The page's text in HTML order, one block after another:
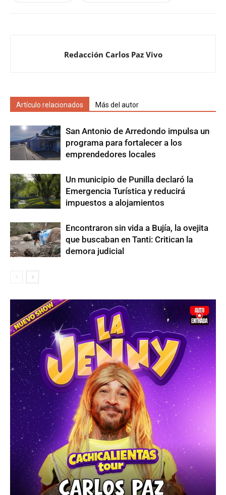
Redacción Carlos Paz Vivo
Artículo relacionados Más del autor
San Antonio de Arredondo impulsa un
programa para fortalecer a los
emprendedores locales
Un municipio de Punilla declaró la
Emergencia Turística y reducirá
impuestos a alojamientos
Encontraron sin vida a Bujía, la ovejita
que buscaban en Tanti: Critican la
demora judicial